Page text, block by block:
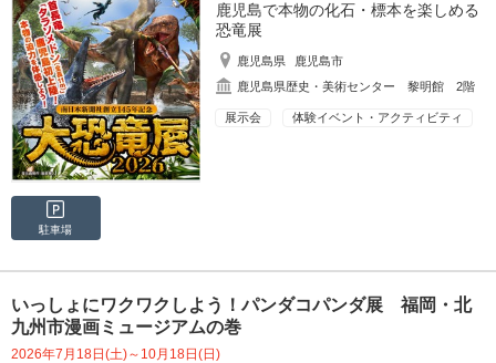
鹿児島で本物の化石・標本を楽しめる
恐竜展
鹿児島県
鹿児島市
鹿児島県歴史・美術センター 黎明館 2階
展示会 体験イベント・アクティビティ
駐車場
いっしょにワクワクしよう！パンダコパンダ展 福岡・北
九州市漫画ミュージアムの巻
2026年7月18日(土)～10月18日(日)